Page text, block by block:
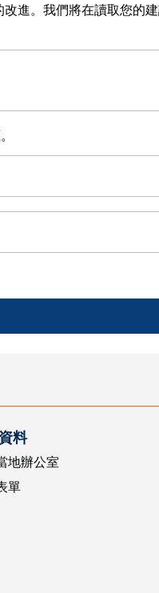
進。我們將在讀取您的
料
地辦公室
單